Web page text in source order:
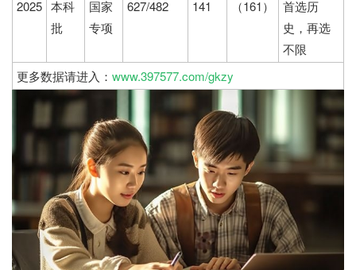
2025 本科
批
国家
专项
627/482 141 （161）
首选历
史，再选
不限
更多数据请进入： www.397577.com/gkzy